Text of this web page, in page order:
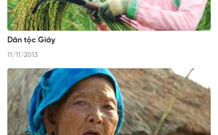
Dân tộc Giáy
11/11/2013